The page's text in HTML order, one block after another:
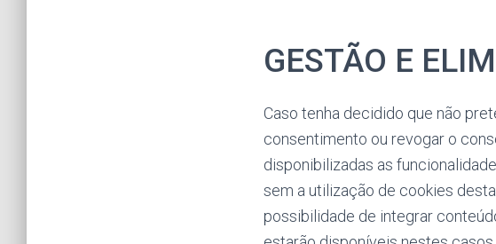
GESTÃO E
Caso tenha decidido que não
consentimento ou revogar o
disponibilizadas as
sem a utilização de cookies
possibilidade de integrar